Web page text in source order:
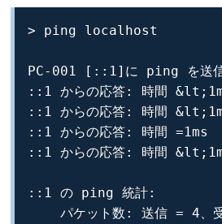
> ping localhost
PC-001 [::1]に ping を送信
::1 からの応答: 時間
::1 からの応答: 時間
::1 からの応答: 時間 =1ms
::1 からの応答: 時間
::1 の ping 統計:
パケット数: 送信 = 4、